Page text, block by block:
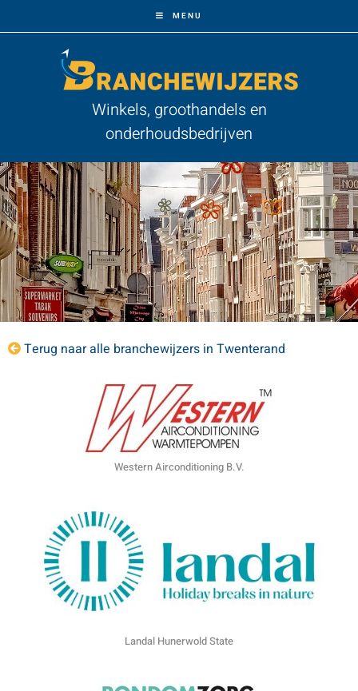
MENU
Winkels, groothandels en
onderhoudsbedrijven
Terug naar alle branchewijzers in Twenterand
Western Airconditioning B.V.
Landal Hunerwold State